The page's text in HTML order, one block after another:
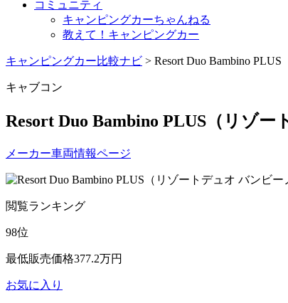
コミュニティ
キャンピングカーちゃんねる
教えて！キャンピングカー
キャンピングカー比較ナビ > Resort Duo Bambino
キャブコン
Resort Duo Bambino PLUS（リゾー
メーカー車両情報ページ
閲覧ランキング
98位
最低販売価格377.2万円
お気に入り